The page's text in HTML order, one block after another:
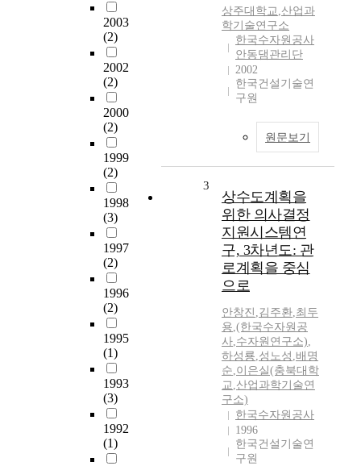
2003
(2)
2002
(2)
2000
(2)
1999
(2)
1998
(3)
1997
(2)
1996
(2)
1995
(1)
1993
(3)
1992
(1)
상주대학교,산업과
학기술연구소
한국수자원공사
안동댐관리단
2002
한국건설기술연
구원
원문보기
3
상수도계획을
위한 의사결정
지원시스템연
구, 3차년도: 관
로계획을 중심
으로
안창진 ,김주환,최두
용,(한국수자원공
사,수자원연구소),
하성룡,성노성 ,배명
순,이은실(충북대학
교,산업과학기술연
구소)
한국수자원공사
1996
한국건설기술연
구원